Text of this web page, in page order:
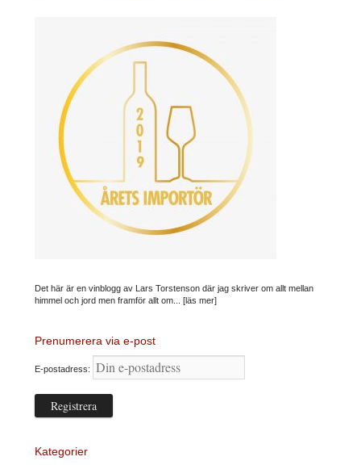
Det här är en vinblogg av Lars Torstenson där jag skriver om allt mellan
himmel och jord men framför allt om... [läs mer]
Prenumerera via e-post
E-postadress:
Kategorier